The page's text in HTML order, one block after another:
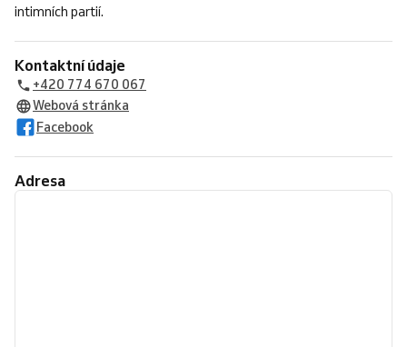
intimních partií.
Kontaktní údaje
+420 774 670 067
Webová stránka
Facebook
Adresa